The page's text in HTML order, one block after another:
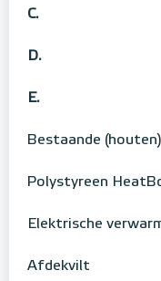
C.
D.
E.
Bestaande
Polystyreen
Elektrische
Afdekvilt